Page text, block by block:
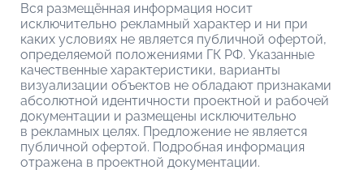
Вся размещённая информация носит
исключительно рекламный характер и ни при
каких условиях не является публичной офертой,
определяемой положениями ГК РФ. Указанные
качественные характеристики, варианты
визуализации объектов не обладают признаками
абсолютной идентичности проектной и рабочей
документации и размещены исключительно
в рекламных целях. Предложение не является
публичной офертой. Подробная информация
отражена в проектной документации.